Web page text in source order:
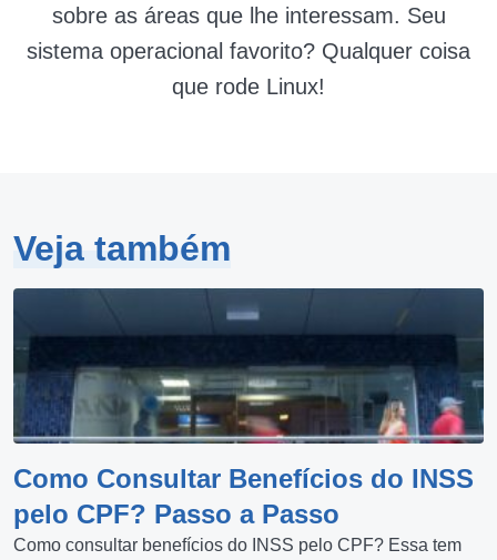
sobre as áreas que lhe interessam. Seu
sistema operacional favorito? Qualquer coisa
que rode Linux!
Veja também
Como Consultar Benefícios do INSS
pelo CPF? Passo a Passo
Como consultar benefícios do INSS pelo CPF? Essa tem